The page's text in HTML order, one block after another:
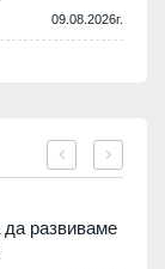
09.08.2026г.
развиваме